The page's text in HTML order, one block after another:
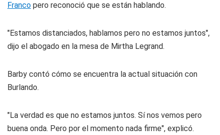
Franco pero reconoció que se están hablando.
"Estamos distanciados, hablamos pero no estamos juntos",
dijo el abogado en la mesa de Mirtha Legrand.
Barby contó cómo se encuentra la actual situación con
Burlando.
"La verdad es que no estamos juntos. Sí nos vemos pero
buena onda. Pero por el momento nada firme", explicó.